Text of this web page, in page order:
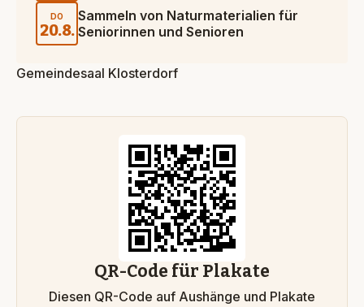
Gemeindesaal Klosterdorf
DO
20.8.
Sammeln von Naturmaterialien für
Seniorinnen und Senioren
QR-Code für Plakate
Diesen QR-Code auf Aushänge und Plakate